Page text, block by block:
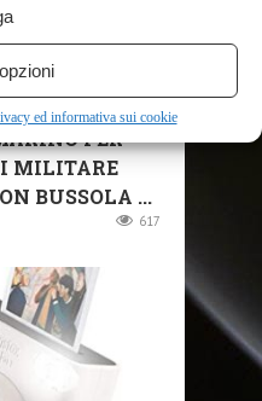
ed informativa sui cookie
PER
MILITARE
BUSSOLA ...
617